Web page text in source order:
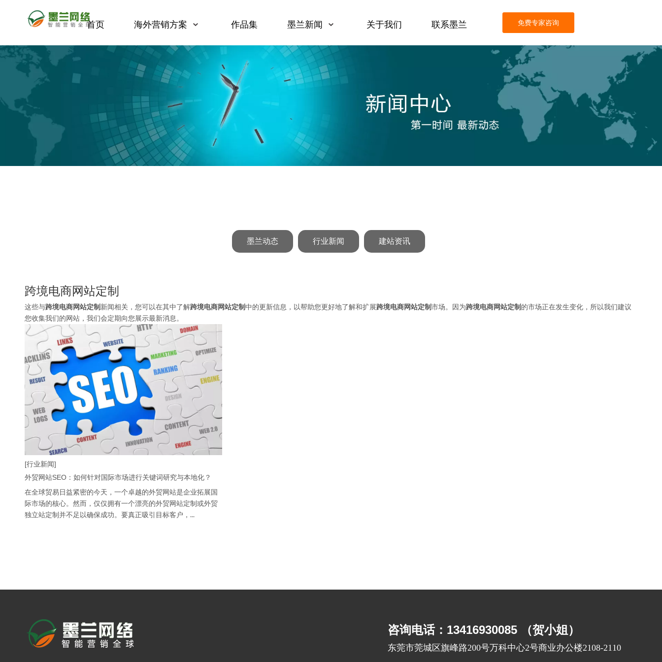
首页 海外营销方案 作品集 墨兰新闻 关于我们 联系墨兰 免费专家咨询
墨兰动态 行业新闻 建站资讯
跨境电商网站定制
这些与跨境电商网站定制 新闻相关，您可以在其中了解跨境电商网站定制中的更新信息，以帮助您更好地了解和扩展跨境电商网站定制市场。因为跨境电商网站定制 的市场正在发生变化，所以我们建议
您收集我们的网站，我们会定期向您展示最新消息。
[行业新闻]
外贸网站SEO：如何针对国际市场进行关键词研究与本地化？
在全球贸易日益紧密的今天，一个卓越的外贸网站是企业拓展国
际市场的核心。然而，仅仅拥有一个漂亮的外贸网站定制或外贸
独立站定制并不足以确保成功。要真正吸引目标客户，...
咨询电话：13416930085 （贺小姐）
东莞市莞城区旗峰路200号万科中心2号商业办公楼2108-2110